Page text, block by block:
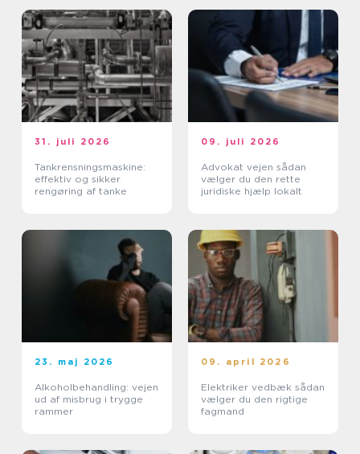
31. juli 2026
Tankrensningsmaskine:
effektiv og sikker
rengøring af tanke
09. juli 2026
Advokat vejen sådan
vælger du den rette
juridiske hjælp lokalt
23. maj 2026
Alkoholbehandling: vejen
ud af misbrug i trygge
rammer
09. april 2026
Elektriker vedbæk sådan
vælger du den rigtige
fagmand